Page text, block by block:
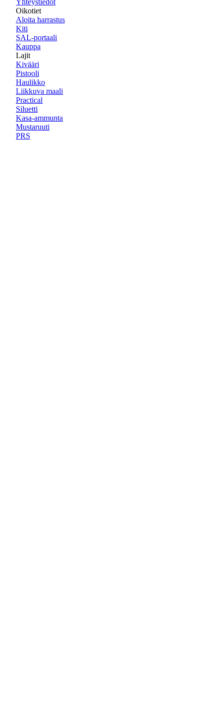
Yhteystiedot
Oikotiet
Aloita harrastus
Kiti
SAL-portaali
Kauppa
Lajit
Kivääri
Pistooli
Haulikko
Liikkuva maali
Practical
Siluetti
Kasa-ammunta
Mustaruuti
PRS